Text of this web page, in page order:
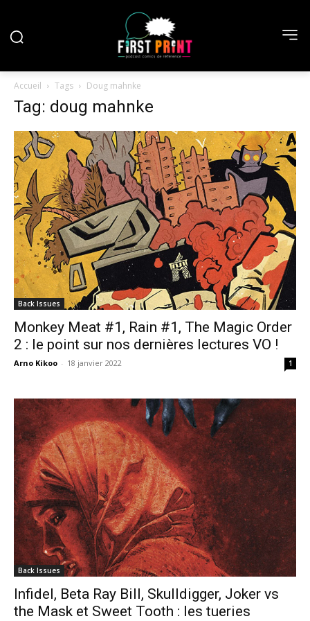
Accueil Tags Doug mahnke
Tag: doug mahnke
Back Issues
Monkey Meat #1, Rain #1, The Magic Order
2 : le point sur nos dernières lectures VO !
Arno Kikoo - 18 janvier 2022 1
Back Issues
Infidel, Beta Ray Bill, Skulldigger, Joker vs
the Mask et Sweet Tooth : les tueries